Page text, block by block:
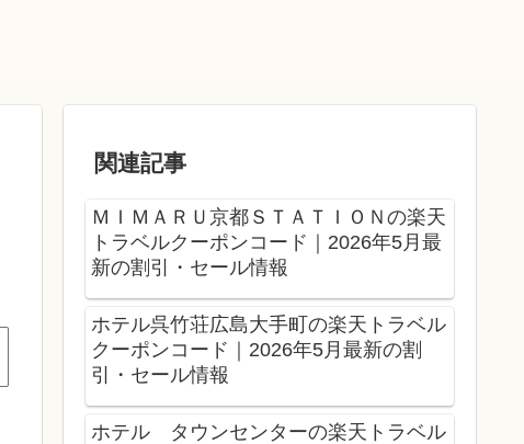
関連記事
ＭＩＭＡＲＵ京都ＳＴＡＴＩＯＮの楽天
トラベルクーポンコード｜2026年5月最
新の割引・セール情報
ホテル呉竹荘広島大手町の楽天トラベル
クーポンコード｜2026年5月最新の割
引・セール情報
ホテル タウンセンターの楽天トラベル